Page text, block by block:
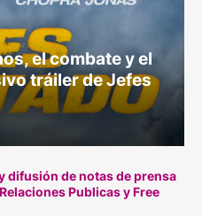
el combate y el
tráiler de Jefes
difusión de notas de prensa
Relaciones Publicas y Free